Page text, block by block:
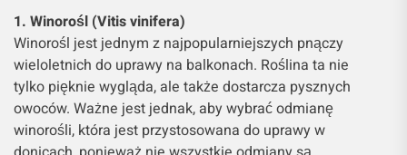
1. Winorośl (Vitis vinifera)
Winorośl jest jednym z najpopularniejszych pnączy
wieloletnich do uprawy na balkonach. Roślina ta nie
tylko pięknie wygląda, ale także dostarcza pysznych
owoców. Ważne jest jednak, aby wybrać odmianę
winorośli, która jest przystosowana do uprawy w